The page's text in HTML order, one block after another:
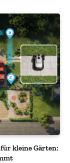
kleine Gärten: